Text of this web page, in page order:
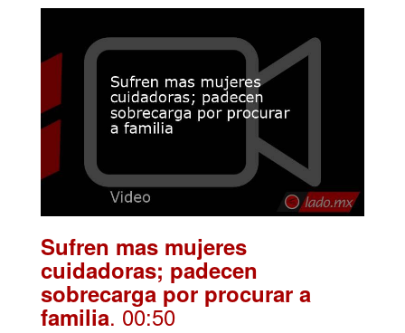
Sufren mas mujeres
cuidadoras; padecen
sobrecarga por procurar a
familia. 00:50